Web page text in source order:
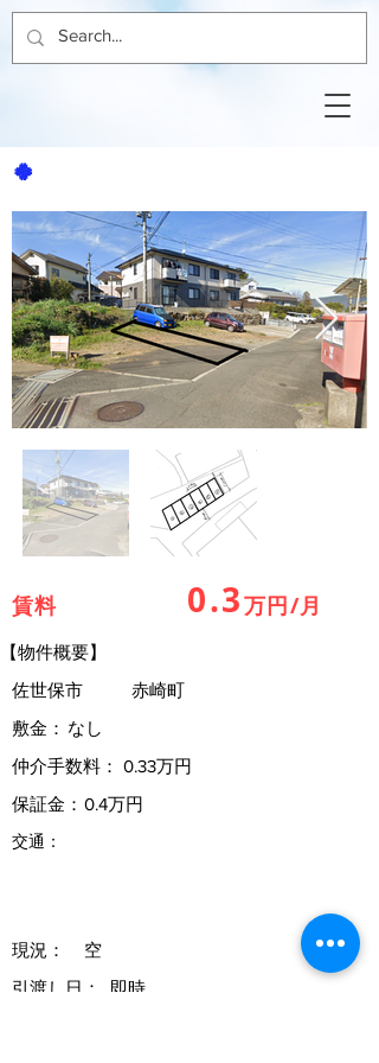
🍀
賃料 0.3万円/月
【物件概要】
佐世保市
赤崎町
敷金： なし
仲介手数料： 0.33万円
保証金： 0.4万円
交通：
現況：
空
引渡し日：
即時